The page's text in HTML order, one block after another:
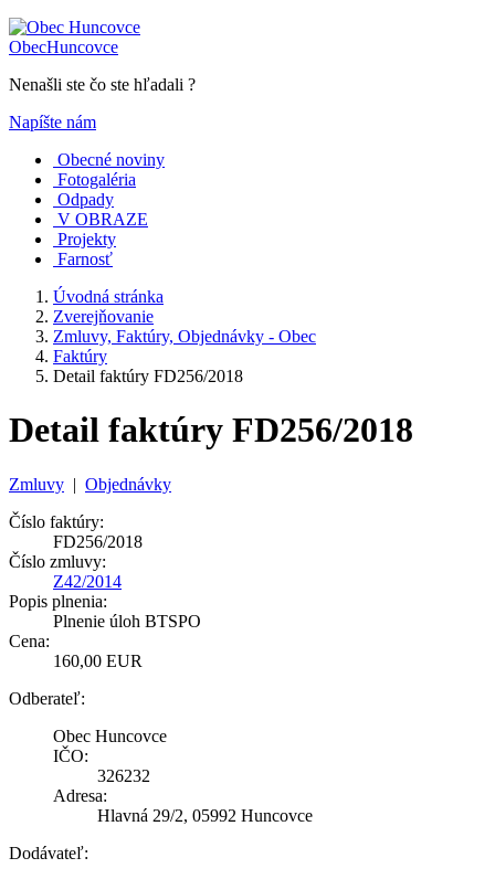
ObecHuncovce
Nenašli ste čo ste hľadali ?
Napíšte nám
Obecné noviny
Fotogaléria
Odpady
V OBRAZE
Projekty
Farnosť
Úvodná stránka
Zverejňovanie
Zmluvy, Faktúry, Objednávky - Obec
Faktúry
Detail faktúry FD256/2018
Detail faktúry FD256/2018
Zmluvy | Objednávky
Číslo faktúry:
FD256/2018
Číslo zmluvy:
Z42/2014
Popis plnenia:
Plnenie úloh BTSPO
Cena:
160,00 EUR
Odberateľ:
Obec Huncovce
IČO:
326232
Adresa:
Hlavná 29/2, 05992 Huncovce
Dodávateľ: